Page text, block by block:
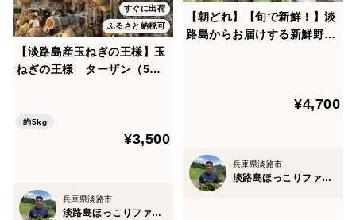
すぐに出荷
ふるさと納税可
【淡路島産玉ねぎの王様】玉
ねぎの王様 ターザン（5キ
約5kg
¥3,500
兵庫県淡路市
淡路島ほっこりファーム
【朝どれ】【旬で新鮮！】淡
路島からお届けする新鮮野菜
¥4,700
兵庫県淡路市
淡路島ほっこりファーム